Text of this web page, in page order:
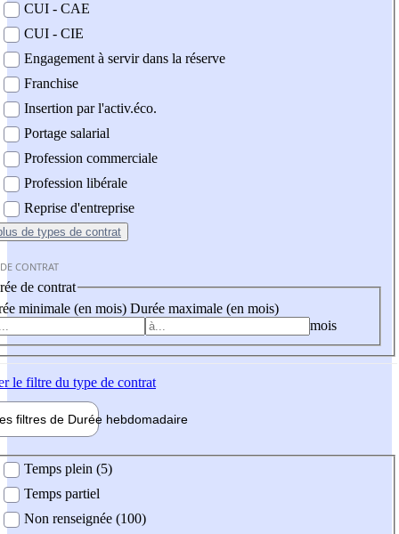
CUI - CAE
CUI - CIE
Engagement à servir dans la réserve
Franchise
Insertion par l'activ.éco.
Portage salarial
Profession commerciale
Profession libérale
Reprise d'entreprise
de types de contrat
CONTRAT
de contrat
minimale (en mois) Durée maximale (en mois)
mois
le filtre du type de contrat
filtres de Durée hebdomadaire
Temps plein (5)
Temps partiel
Non renseignée (100)